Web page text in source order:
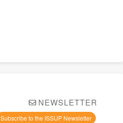
NEWSLETTER
Subscribe to the ISSUP Newsletter